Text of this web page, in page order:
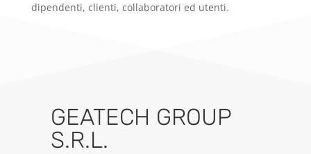
dipendenti, clienti, collaboratori ed utenti.
GEATECH GROUP
S.R.L.